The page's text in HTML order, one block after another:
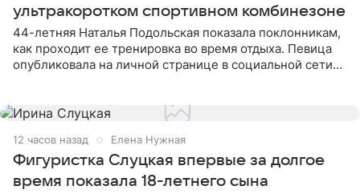
ультракоротком спортивном комбинезоне
44-летняя Наталья Подольская показала поклонникам,
как проходит ее тренировка во время отдыха. Певица
опубликовала на личной странице в социальной сети
12 часов назад Елена Нужная
Фигуристка Слуцкая впервые за долгое
время показала 18-летнего сына